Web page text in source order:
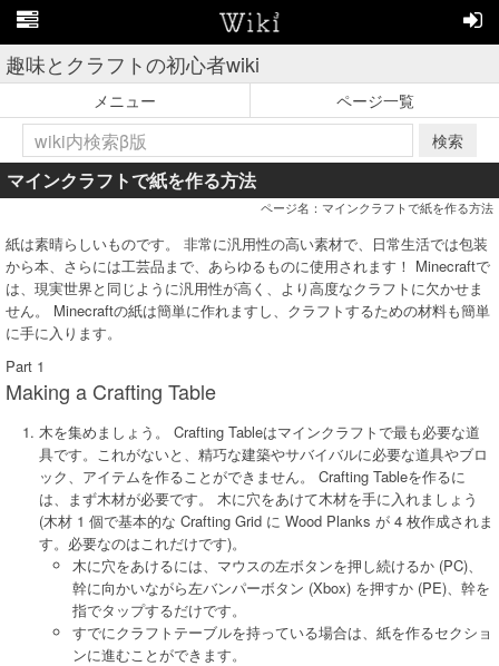
趣味とクラフトの初心者wiki
メニュー
ページ一覧
検索
マインクラフトで紙を作る方法
ページ名：マインクラフトで紙を作る方法
紙は素晴らしいものです。 非常に汎用性の高い素材で、日常生活では包装
から本、さらには工芸品まで、あらゆるものに使用されます！ Minecraftで
は、現実世界と同じように汎用性が高く、より高度なクラフトに欠かせま
せん。 Minecraftの紙は簡単に作れますし、クラフトするための材料も簡単
に手に入ります。
Part 1
Making a Crafting Table
木を集めましょう。 Crafting Tableはマインクラフトで最も必要な道
具です。これがないと、精巧な建築やサバイバルに必要な道具やブロ
ック、アイテムを作ることができません。 Crafting Tableを作るに
は、まず木材が必要です。 木に穴をあけて木材を手に入れましょう
(木材 1 個で基本的な Crafting Grid に Wood Planks が 4 枚作成されま
す。必要なのはこれだけです)。
木に穴をあけるには、マウスの左ボタンを押し続けるか (PC)、
幹に向かいながら左バンパーボタン (Xbox) を押すか (PE)、幹を
指でタップするだけです。
すでにクラフトテーブルを持っている場合は、紙を作るセクショ
ンに進むことができます。